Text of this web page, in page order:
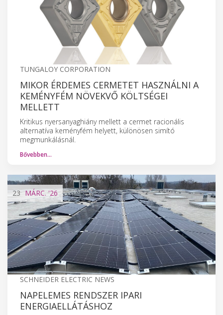
TUNGALOY CORPORATION
MIKOR ÉRDEMES CERMETET HASZNÁLNI A
KEMÉNYFÉM NÖVEKVŐ KÖLTSÉGEI
MELLETT
Kritikus nyersanyaghiány mellett a cermet racionális
alternatíva keményfém helyett, különösen simító
megmunkálásnál.
Bővebben…
23 MÁRC.'26
SCHNEIDER ELECTRIC NEWS
NAPELEMES RENDSZER IPARI
ENERGIAELLÁTÁSHOZ